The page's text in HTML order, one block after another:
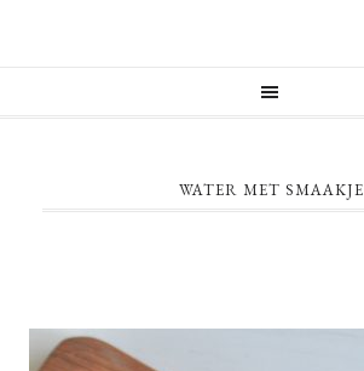
WATER MET SMAAKJE